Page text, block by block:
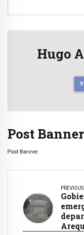
Hugo
Post Banner
Post Banner
PREVIOUS